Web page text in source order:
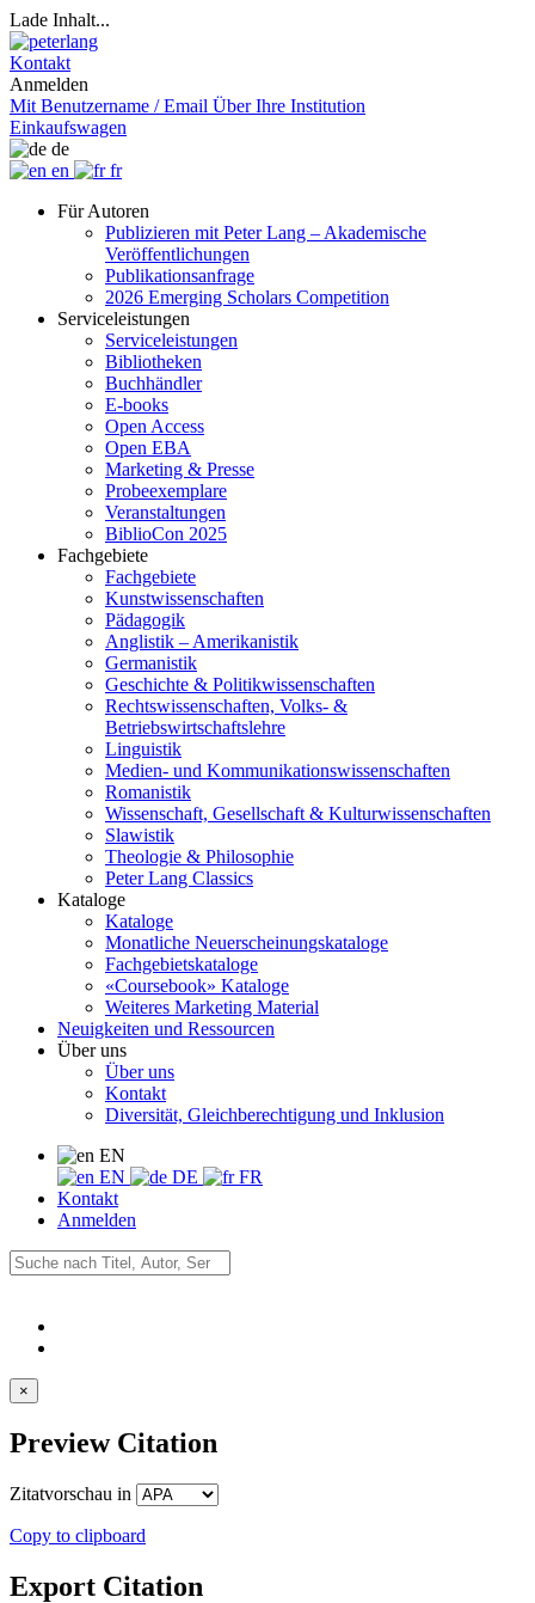
Lade Inhalt...
Kontakt
Anmelden
Mit Benutzername / Email Über Ihre Institution
Einkaufswagen
de
en
fr
Für Autoren
Publizieren mit Peter Lang – Akademische
Veröffentlichungen
Publikationsanfrage
2026 Emerging Scholars Competition
Serviceleistungen
Serviceleistungen
Bibliotheken
Buchhändler
E-books
Open Access
Open EBA
Marketing & Presse
Probeexemplare
Veranstaltungen
BiblioCon 2025
Fachgebiete
Fachgebiete
Kunstwissenschaften
Pädagogik
Anglistik – Amerikanistik
Germanistik
Geschichte & Politikwissenschaften
Rechtswissenschaften, Volks- &
Betriebswirtschaftslehre
Linguistik
Medien- und Kommunikationswissenschaften
Romanistik
Wissenschaft, Gesellschaft & Kulturwissenschaften
Slawistik
Theologie & Philosophie
Peter Lang Classics
Kataloge
Kataloge
Monatliche Neuerscheinungskataloge
Fachgebietskataloge
«Coursebook» Kataloge
Weiteres Marketing Material
Neuigkeiten und Ressourcen
Über uns
Über uns
Kontakt
Diversität, Gleichberechtigung und Inklusion
EN
EN
DE
FR
Kontakt
Anmelden
×
Preview Citation
Zitatvorschau in
Copy to clipboard
Export Citation